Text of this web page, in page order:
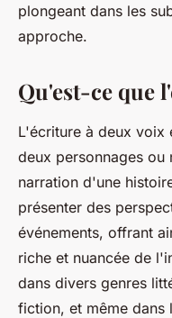
plongeant dans les
approche.
Qu'est-ce que
L'écriture à deux voix
deux personnages ou
narration d'une
présenter des
événements, offrant
riche et nuancée de
dans divers genres
fiction, et même dans